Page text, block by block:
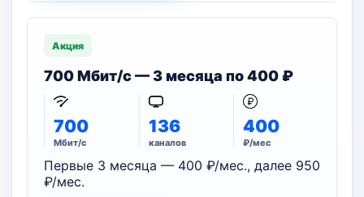
Акция
700 Мбит/с — 3 месяца по 400 ₽
700
Мбит/с
136
каналов
400
₽/мес
Первые 3 месяца — 400 ₽/мес., далее 950
₽/мес.